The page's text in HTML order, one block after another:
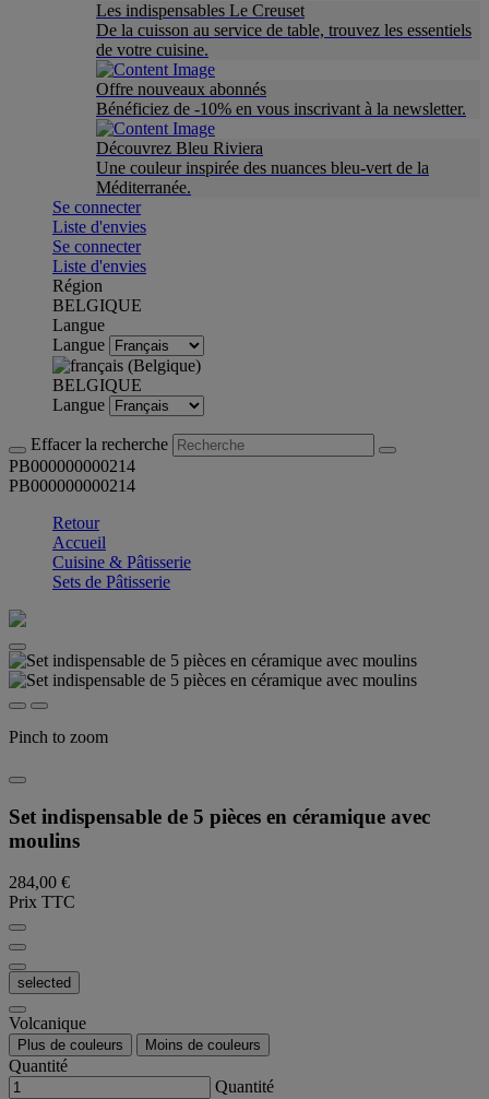
Les indispensables Le Creuset
De la cuisson au service de table, trouvez les essentiels
de votre cuisine.
Offre nouveaux abonnés
Bénéficiez de -10% en vous inscrivant à la newsletter.
Découvrez Bleu Riviera
Une couleur inspirée des nuances bleu-vert de la
Méditerranée.
Se connecter
Liste d'envies
Se connecter
Liste d'envies
Région
BELGIQUE
Langue
Langue
BELGIQUE
Langue
Effacer la recherche
PB000000000214
PB000000000214
Retour
Accueil
Cuisine & Pâtisserie
Sets de Pâtisserie
Pinch to zoom
Set indispensable de 5 pièces en céramique avec
moulins
284,00 €
Prix TTC
selected
Volcanique
Plus de couleurs Moins de couleurs
Quantité
Quantité